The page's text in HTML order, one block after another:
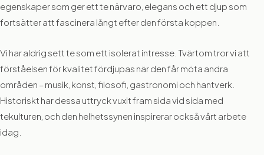
egenskaper som ger ett te närvaro, elegans och ett djup som
fortsätter att fascinera långt efter den första koppen.
Vi har aldrig sett te som ett isolerat intresse. Tvärtom tror vi att
förståelsen för kvalitet fördjupas när den får möta andra
områden – musik, konst, filosofi, gastronomi och hantverk.
Historiskt har dessa uttryck vuxit fram sida vid sida med
tekulturen, och den helhetssynen inspirerar också vårt arbete
idag.